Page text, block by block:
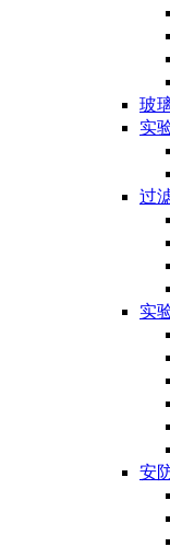
玻
实
过
实
安